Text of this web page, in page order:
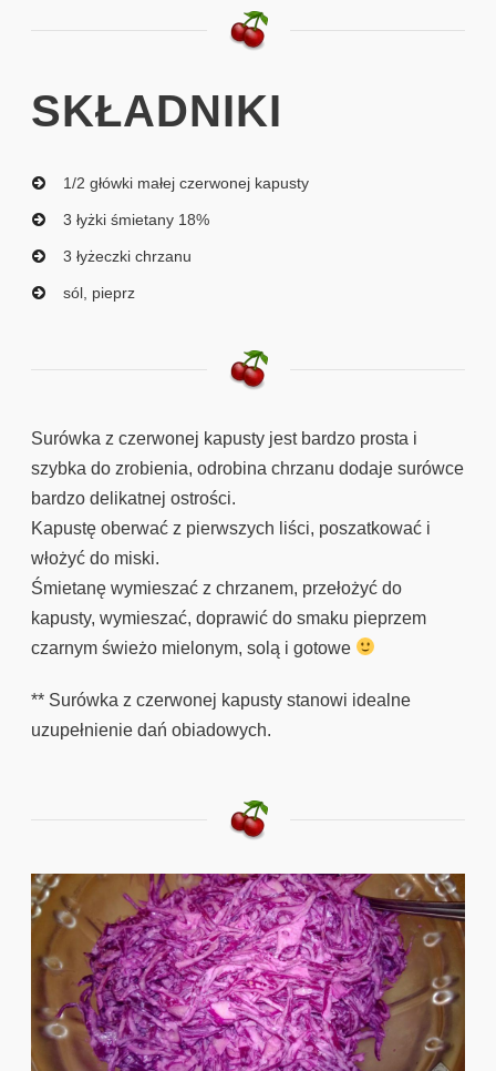
SKŁADNIKI
1/2 główki małej czerwonej kapusty
3 łyżki śmietany 18%
3 łyżeczki chrzanu
sól, pieprz
Surówka z czerwonej kapusty jest bardzo prosta i
szybka do zrobienia, odrobina chrzanu dodaje surówce
bardzo delikatnej ostrości.
Kapustę oberwać z pierwszych liści, poszatkować i
włożyć do miski.
Śmietanę wymieszać z chrzanem, przełożyć do
kapusty, wymieszać, doprawić do smaku pieprzem
czarnym świeżo mielonym, solą i gotowe
** Surówka z czerwonej kapusty stanowi idealne
uzupełnienie dań obiadowych.